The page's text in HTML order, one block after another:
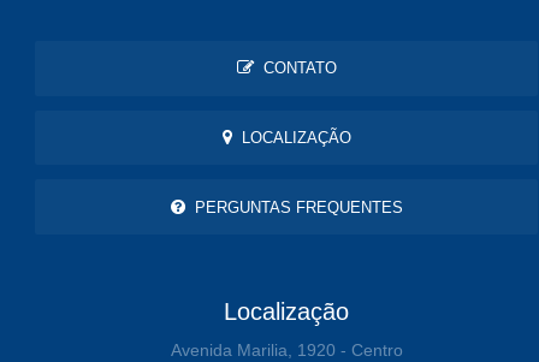
CONTATO
LOCALIZAÇÃO
PERGUNTAS FREQUENTES
Localização
Avenida Marilia, 1920 - Centro